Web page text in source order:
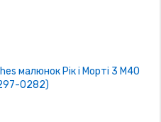
малюнок Рік і Морті 3 M40
0282)